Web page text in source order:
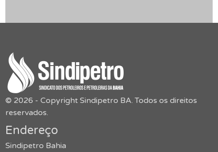
© 2026 - Copyright Sindipetro BA. Todos os direitos
reservados.
Endereço
Sindipetro Bahia